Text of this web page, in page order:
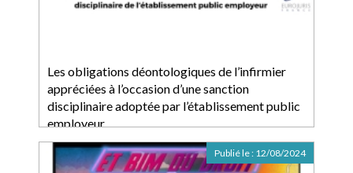
Les obligations déontologiques de l’infirmier
appréciées à l’occasion d’une sanction
disciplinaire adoptée par l’établissement public
employeur
Publié le : 12/08/2024